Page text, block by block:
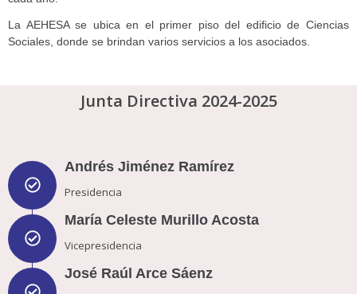
La AEHESA se ubica en el primer piso del edificio de Ciencias
Sociales, donde se brindan varios servicios a los asociados.
Junta Directiva 2024-2025
Andrés Jiménez Ramírez
Presidencia
María Celeste Murillo Acosta
Vicepresidencia
José Raúl Arce Sáenz